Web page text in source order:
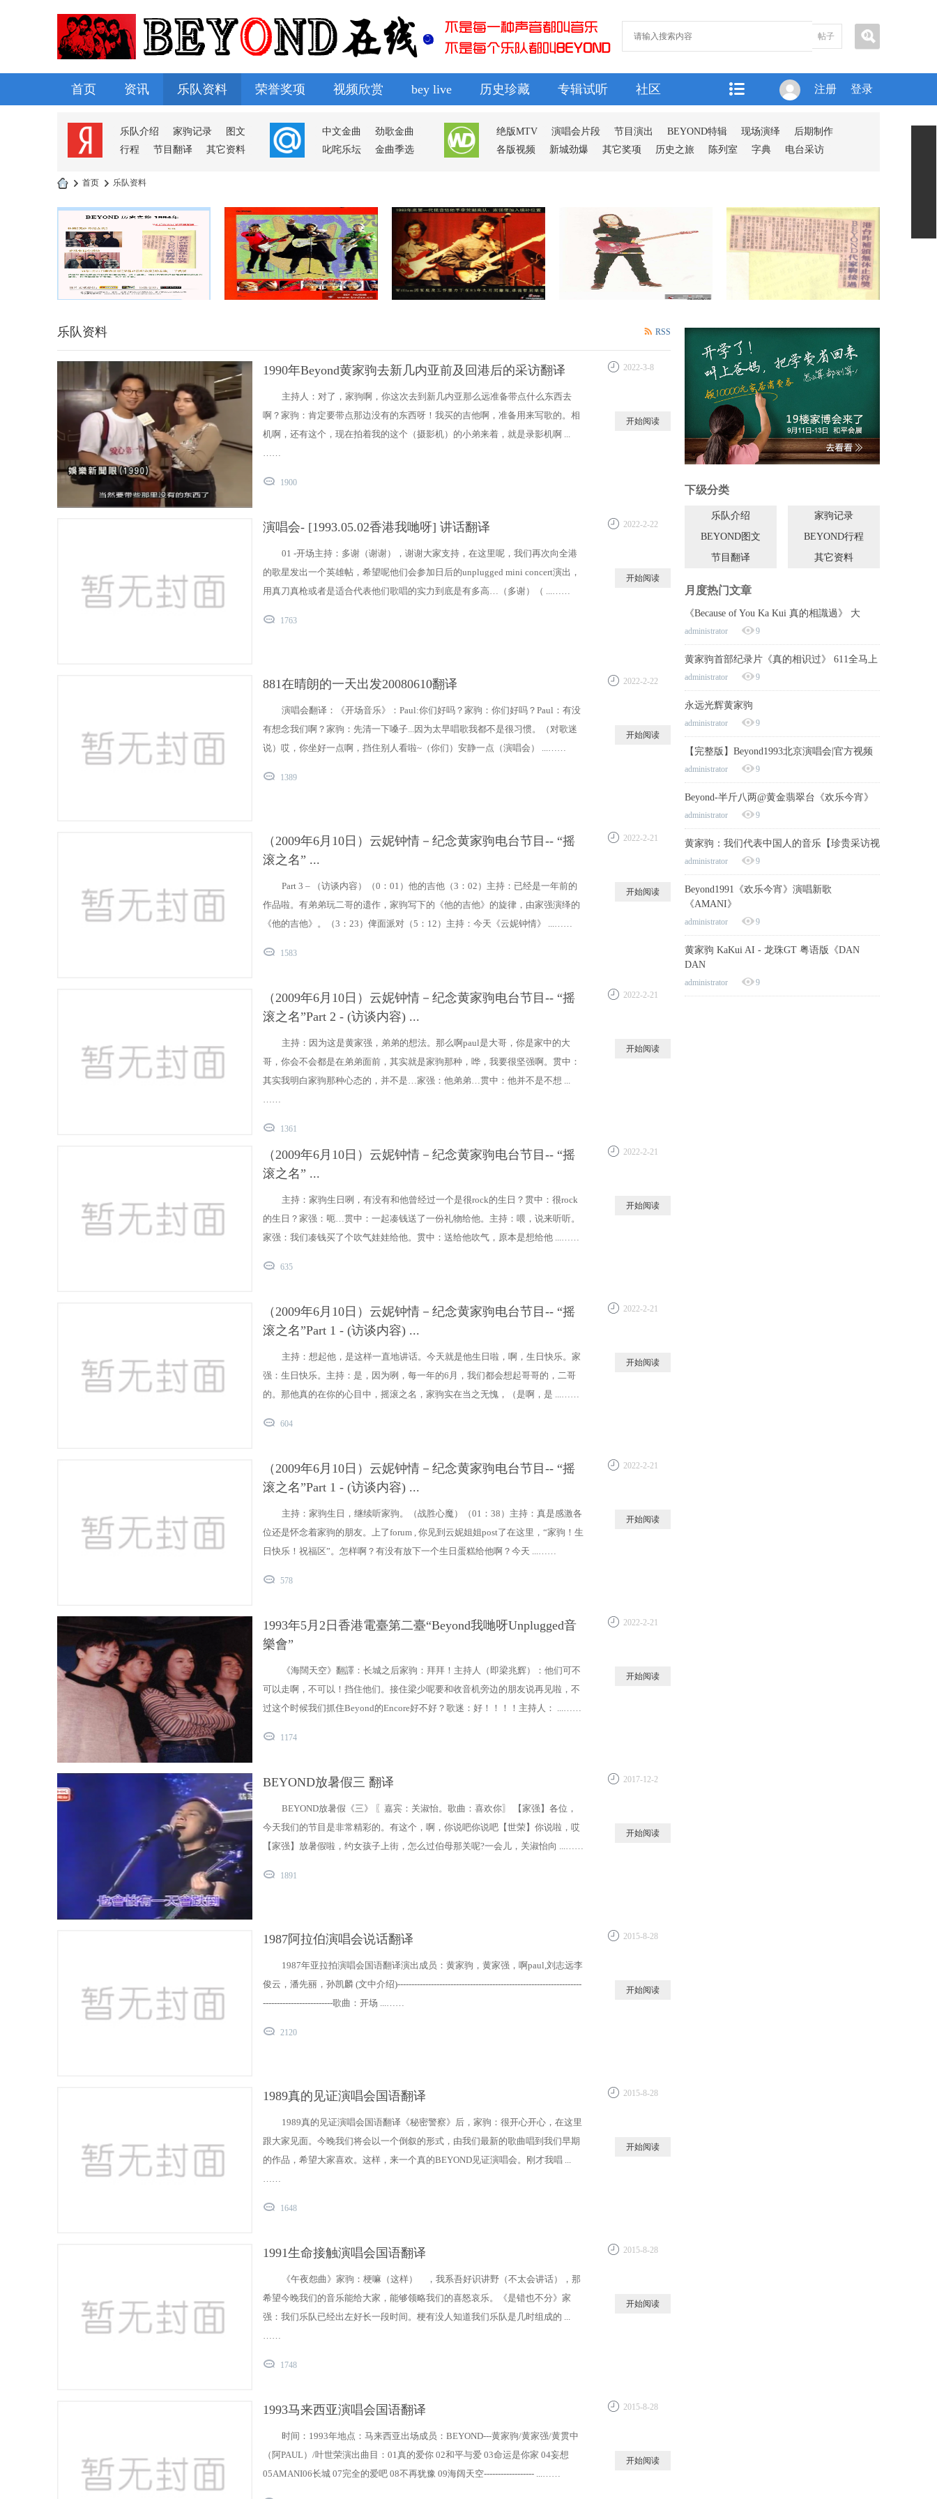
帖子
首页 资讯 乐队资料 荣誉奖项 视频欣赏 bey live 历史珍藏 专辑试听 社区
淘帖 记录 广播
注册 登录
乐队介绍 家驹记录
图文
行程
节目翻译 其它资料
中文金曲
劲歌金曲
叱咤乐坛
金曲季选
绝版MTV 演唱会片段 节目演出 BEYOND特辑 现场演绎
后期制作
各版视频
新城劲爆 其它奖项 历史之旅 陈列室 字典 电台采访
Y
O
在
› 首页 › 乐队资料
RSS
乐队资料
1990年Beyond黄家驹去新几内亚前及回港后的采访翻译
主持人：对了，家驹啊，你这次去到新几内亚那么远准备带点什么东西去
啊？家驹：肯定要带点那边没有的东西呀！我买的吉他啊，准备用来写歌的。相
机啊，还有这个，现在拍着我的这个（摄影机）的小弟来着，就是录影机啊 ...
……
1900
2022-3-8
开始阅读
演唱会- [1993.05.02香港我哋呀] 讲话翻译
01 -开场主持：多谢（谢谢），谢谢大家支持，在这里呢，我们再次向全港
的歌星发出一个英雄帖，希望呢他们会参加日后的unplugged mini concert演出，
用真刀真枪或者是适合代表他们歌唱的实力到底是有多高…（多谢）（ ...……
1763
2022-2-22
开始阅读
881在晴朗的一天出发20080610翻译
演唱会翻译：《开场音乐》：Paul:你们好吗？家驹：你们好吗？Paul：有没
有想念我们啊？家驹：先清一下嗓子...因为太早唱歌我都不是很习惯。（对歌迷
说）哎，你坐好一点啊，挡住别人看啦~（你们）安静一点（演唱会） ...……
1389
2022-2-22
开始阅读
（2009年6月10日）云妮钟情－纪念黄家驹电台节目-- “摇
滚之名” ...
Part 3 – （访谈内容）（0：01）他的吉他（3：02）主持：已经是一年前的
作品啦。有弟弟玩二哥的遗作，家驹写下的《他的吉他》的旋律，由家强演绎的
《他的吉他》。（3：23）俾面派对（5：12）主持：今天《云妮钟情》 ...……
1583
2022-2-21
开始阅读
（2009年6月10日）云妮钟情－纪念黄家驹电台节目-- “摇
滚之名”Part 2 - (访谈内容) ...
主持：因为这是黄家强，弟弟的想法。那么啊paul是大哥，你是家中的大
哥，你会不会都是在弟弟面前，其实就是家驹那种，哗，我要很坚强啊。贯中：
其实我明白家驹那种心态的，并不是…家强：他弟弟…贯中：他并不是不想 ...
……
1361
2022-2-21
开始阅读
（2009年6月10日）云妮钟情－纪念黄家驹电台节目-- “摇
滚之名” ...
主持：家驹生日咧，有没有和他曾经过一个是很rock的生日？贯中：很rock
的生日？家强：呃…贯中：一起凑钱送了一份礼物给他。主持：喂，说来听听。
家强：我们凑钱买了个吹气娃娃给他。贯中：送给他吹气，原本是想给他 ...……
635
2022-2-21
开始阅读
（2009年6月10日）云妮钟情－纪念黄家驹电台节目-- “摇
滚之名”Part 1 - (访谈内容) ...
主持：想起他，是这样一直地讲话。今天就是他生日啦，啊，生日快乐。家
强：生日快乐。主持：是，因为咧，每一年的6月，我们都会想起哥哥的，二哥
的。那他真的在你的心目中，摇滚之名，家驹实在当之无愧，（是啊，是 ...……
604
2022-2-21
开始阅读
（2009年6月10日）云妮钟情－纪念黄家驹电台节目-- “摇
滚之名”Part 1 - (访谈内容) ...
主持：家驹生日，继续听家驹。（战胜心魔）（01：38）主持：真是感激各
位还是怀念着家驹的朋友。上了forum , 你见到云妮姐姐post了在这里，“家驹！生
日快乐！祝福区”。怎样啊？有没有放下一个生日蛋糕给他啊？今天 ...……
578
2022-2-21
开始阅读
1993年5月2日香港電臺第二臺“Beyond我哋呀Unplugged音
樂會”
《海闊天空》翻譯：长城之后家驹：拜拜！主持人（即梁兆辉）：他们可不
可以走啊，不可以！挡住他们。接住梁少呢要和收音机旁边的朋友说再见啦，不
过这个时候我们抓住Beyond的Encore好不好？歌迷：好！！！！主持人： ...……
1174
2022-2-21
开始阅读
BEYOND放暑假三 翻译
BEYOND放暑假《三》 〖嘉宾：关淑怡。歌曲：喜欢你〗 【家强】各位，
今天我们的节目是非常精彩的。有这个，啊，你说吧你说吧【世荣】你说啦，哎
【家强】放暑假啦，约女孩子上街，怎么过伯母那关呢?一会儿，关淑怡向 ...……
1891
2017-12-2
开始阅读
1987阿拉伯演唱会说话翻译
1987年亚拉拍演唱会国语翻译演出成员：黄家驹，黄家强，啊paul,刘志远李
俊云，潘先丽，孙凯麟 (文中介绍)------------------------------------------------------------------
-------------------------歌曲：开场 ...……
2120
2015-8-28
开始阅读
1989真的见证演唱会国语翻译
1989真的见证演唱会国语翻译《秘密警察》后，家驹：很开心开心，在这里
跟大家见面。今晚我们将会以一个倒叙的形式，由我们最新的歌曲唱到我们早期
的作品，希望大家喜欢。这样，来一个真的BEYOND见证演唱会。刚才我唱 ...
……
1648
2015-8-28
开始阅读
1991生命接触演唱会国语翻译
《午夜怨曲》家驹：梗嘛（这样） ，我系吾好识讲野（不太会讲话），那
希望今晚我们的音乐能给大家，能够领略我们的喜怒哀乐。《是错也不分》家
强：我们乐队已经出左好长一段时间。梗有没人知道我们乐队是几时组成的 ...
……
1748
2015-8-28
开始阅读
1993马来西亚演唱会国语翻译
时间：1993年地点：马来西亚出场成员：BEYOND---黄家驹/黄家强/黄贯中
（阿PAUL）/叶世荣演出曲目：01真的爱你 02和平与爱 03命运是你家 04妄想
05AMANI06长城 07完全的爱吧 08不再犹豫 09海阔天空------------------ ...……
2015-8-28
开始阅读
下级分类
乐队介绍
家驹记录
BEYOND图文
BEYOND行程
节目翻译
其它资料
月度热门文章
《Because of You Ka Kui 真的相識過》 大
administrator 9
黄家驹首部纪录片《真的相识过》 611全马上
administrator 9
永远光辉黄家驹
administrator 9
【完整版】Beyond1993北京演唱会|官方视频
administrator 9
Beyond-半斤八两@黄金翡翠台《欢乐今宵》
administrator 9
黄家驹：我们代表中国人的音乐【珍贵采访视
administrator 9
Beyond1991《欢乐今宵》演唱新歌
《AMANI》
administrator 9
黄家驹 KaKui AI - 龙珠GT 粤语版《DAN
DAN
administrator 9